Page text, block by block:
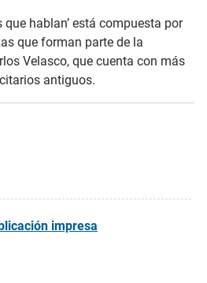
que hablan’ está compuesta por
que forman parte de la
Velasco, que cuenta con más
antiguos.
impresa